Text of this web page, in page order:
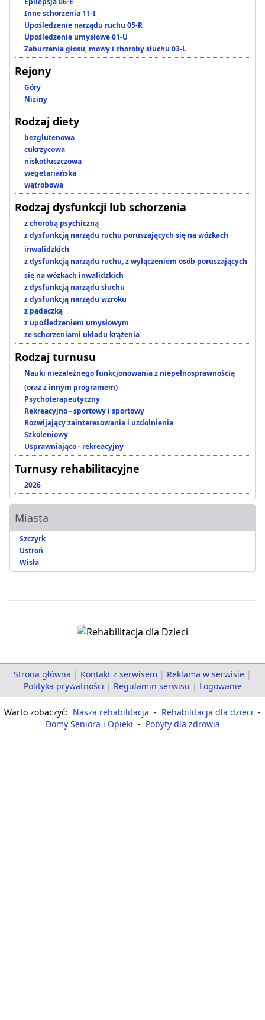
Inne schorzenia 11-I
Upośledzenie narządu ruchu 05-R
Upośledzenie umysłowe 01-U
Zaburzenia głosu, mowy i choroby słuchu 03-L
Rejony
Góry
Niziny
Rodzaj diety
bezglutenowa
cukrzycowa
niskotłuszczowa
wegetariańska
wątrobowa
Rodzaj dysfunkcji lub schorzenia
z chorobą psychiczną
z dysfunkcją narządu ruchu poruszających się na wózkach
inwalidzkich
z dysfunkcją narządu ruchu, z wyłączeniem osób poruszających
się na wózkach inwalidzkich
z dysfunkcją narządu słuchu
z dysfunkcją narządu wzroku
z padaczką
z upośledzeniem umysłowym
ze schorzeniami układu krążenia
Rodzaj turnusu
Nauki niezależnego funkcjonowania z niepełnosprawnością
(oraz z innym programem)
Psychoterapeutyczny
Rekreacyjno - sportowy i sportowy
Rozwijający zainteresowania i uzdolnienia
Szkoleniowy
Usprawniająco - rekreacyjny
Turnusy rehabilitacyjne
2026
Miasta
Szczyrk
Ustroń
Wisła
Strona główna | Kontakt z serwisem | Reklama w serwisie |
Polityka prywatności | Regulamin serwisu | Logowanie
Warto zobaczyć: Nasza rehabilitacja - Rehabilitacja dla dzieci -
Domy Seniora i Opieki - Pobyty dla zdrowia